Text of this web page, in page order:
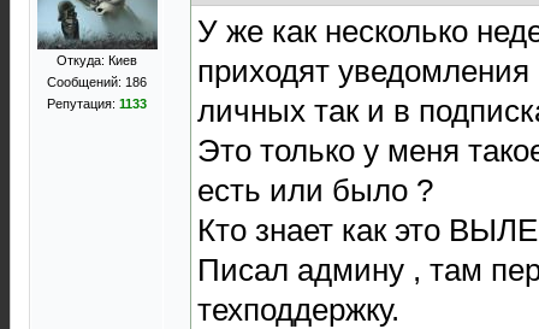
Откуда: Киев
Сообщений: 186
Репутация: 1133
У же как несколько
приходят
личных так и в
Это только у меня
есть или было ?
Кто знает как это
Писал админу , там
техподдержку.